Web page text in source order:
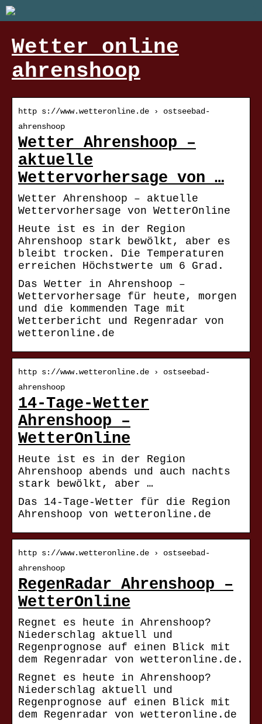
Wetter online
ahrenshoop
http s://www.wetteronline.de › ostseebad-
ahrenshoop
Wetter Ahrenshoop –
aktuelle
Wettervorhersage von …
Wetter Ahrenshoop – aktuelle
Wettervorhersage von WetterOnline
Heute ist es in der Region
Ahrenshoop stark bewölkt, aber es
bleibt trocken. Die Temperaturen
erreichen Höchstwerte um 6 Grad.
Das Wetter in Ahrenshoop –
Wettervorhersage für heute, morgen
und die kommenden Tage mit
Wetterbericht und Regenradar von
wetteronline.de
http s://www.wetteronline.de › ostseebad-
ahrenshoop
14-Tage-Wetter
Ahrenshoop –
WetterOnline
Heute ist es in der Region
Ahrenshoop abends und auch nachts
stark bewölkt, aber …
Das 14-Tage-Wetter für die Region
Ahrenshoop von wetteronline.de
http s://www.wetteronline.de › ostseebad-
ahrenshoop
RegenRadar Ahrenshoop –
WetterOnline
Regnet es heute in Ahrenshoop?
Niederschlag aktuell und
Regenprognose auf einen Blick mit
dem Regenradar von wetteronline.de.
Regnet es heute in Ahrenshoop?
Niederschlag aktuell und
Regenprognose auf einen Blick mit
dem Regenradar von wetteronline.de